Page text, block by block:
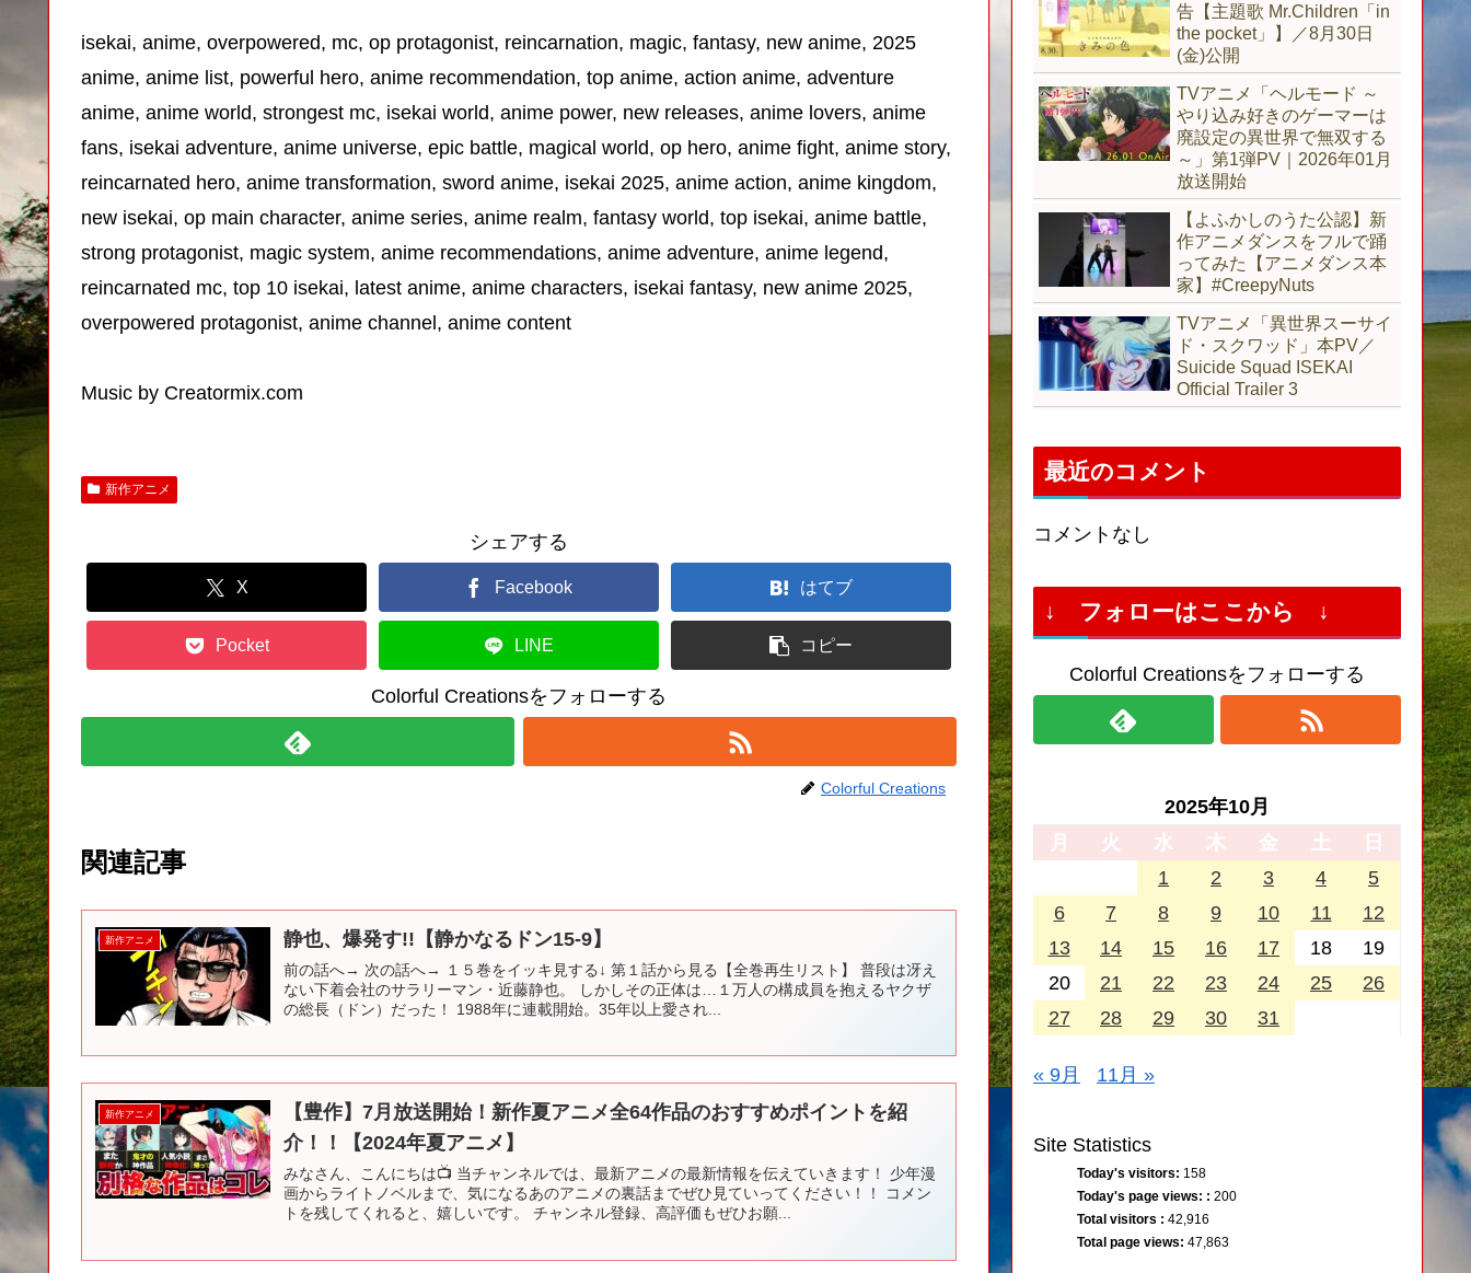
isekai, anime, overpowered, mc, op protagonist, reincarnation, magic, fantasy, new anime, 2025
anime, anime list, powerful hero, anime recommendation, top anime, action anime, adventure
anime, anime world, strongest mc, isekai world, anime power, new releases, anime lovers, anime
fans, isekai adventure, anime universe, epic battle, magical world, op hero, anime fight, anime story,
reincarnated hero, anime transformation, sword anime, isekai 2025, anime action, anime kingdom,
new isekai, op main character, anime series, anime realm, fantasy world, top isekai, anime battle,
strong protagonist, magic system, anime recommendations, anime adventure, anime legend,
reincarnated mc, top 10 isekai, latest anime, anime characters, isekai fantasy, new anime 2025,
overpowered protagonist, anime channel, anime content
Music by Creatormix.com
新作アニメ
シェアする
X Facebook はてブ
Pocket LINE コピー
Colorful Creationsをフォローする
Colorful Creations
関連記事
新作アニメ 静也、爆発す!!【静かなるドン15-9】
前の話へ→ 次の話へ→ １５巻をイッキ見する↓ 第１話から見る【全巻再生リスト】 普段は冴え
ない下着会社のサラリーマン・近藤静也。 しかしその正体は…１万人の構成員を抱えるヤクザ
の総長（ドン）だった！ 1988年に連載開始。35年以上愛され...
新作アニメ
【豊作】7月放送開始！新作夏アニメ全64作品のおすすめポイントを紹
介！！【2024年夏アニメ】
みなさん、こんにちは📺 当チャンネルでは、最新アニメの最新情報を伝えていきます！ 少年漫
画からライトノベルまで、気になるあのアニメの裏話までぜひ見ていってください！！ コメン
トを残してくれると、嬉しいです。 チャンネル登録、高評価もぜひお願...
告【主題歌 Mr.Children「in
the pocket」】／8月30日
(金)公開
TVアニメ「ヘルモード ～
やり込み好きのゲーマーは
廃設定の異世界で無双する
～」第1弾PV｜2026年01月
放送開始
【よふかしのうた公認】新
作アニメダンスをフルで踊
ってみた【アニメダンス本
家】#CreepyNuts
TVアニメ「異世界スーサイ
ド・スクワッド」本PV／
Suicide Squad ISEKAI
Official Trailer 3
最近のコメント
コメントなし
↓ フォローはここから ↓
Colorful Creationsをフォローする
2025年10月
月
火 水 木 金 土
日
1
2 3 4
5
6
7 8 9 10 11
12
13
14 15 16 17 18
19
20
21 22 23 24 25
26
27
28 29 30 31
« 9月 11月 »
Site Statistics
Today's visitors: 158
Today's page views: : 200
Total visitors : 42,916
Total page views: 47,863